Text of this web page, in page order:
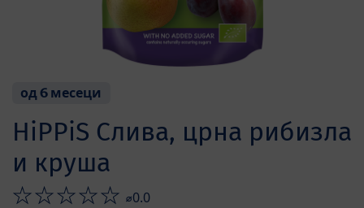
од 6 месеци
HiPPiS Слива, црна рибизла
и круша
⌀0.0